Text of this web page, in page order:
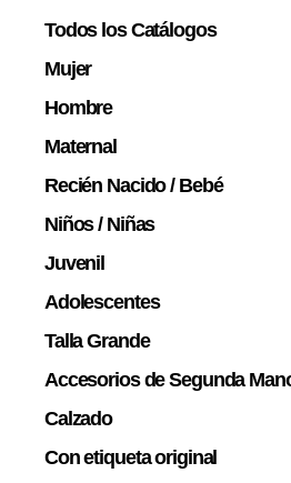
Todos los Catálogos
Mujer
Hombre
Maternal
Recién Nacido / Bebé
Niños / Niñas
Juvenil
Adolescentes
Talla Grande
Accesorios de Segunda
Calzado
Con etiqueta original